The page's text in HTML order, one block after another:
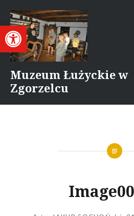
Otwórz pasek narzędzi
treści
Muzeum Łużyckie w
Zgorzelcu